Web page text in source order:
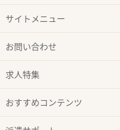
サイトメニュー
お問い合わせ
求人特集
おすすめコンテンツ